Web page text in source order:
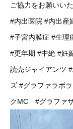
ご協力をお願いいた
#内出医院 #内出産
#子宮内膜症 #生理
#更年期 #中絶 #妊
読売ジャイアンツ
ズ #グラファラボ
クMC
#グラファ